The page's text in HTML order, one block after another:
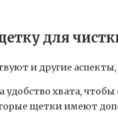
и другие
хвата,
щетки имеют